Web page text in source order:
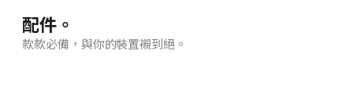
配件。
款款必備，與你的裝置襯到絕。